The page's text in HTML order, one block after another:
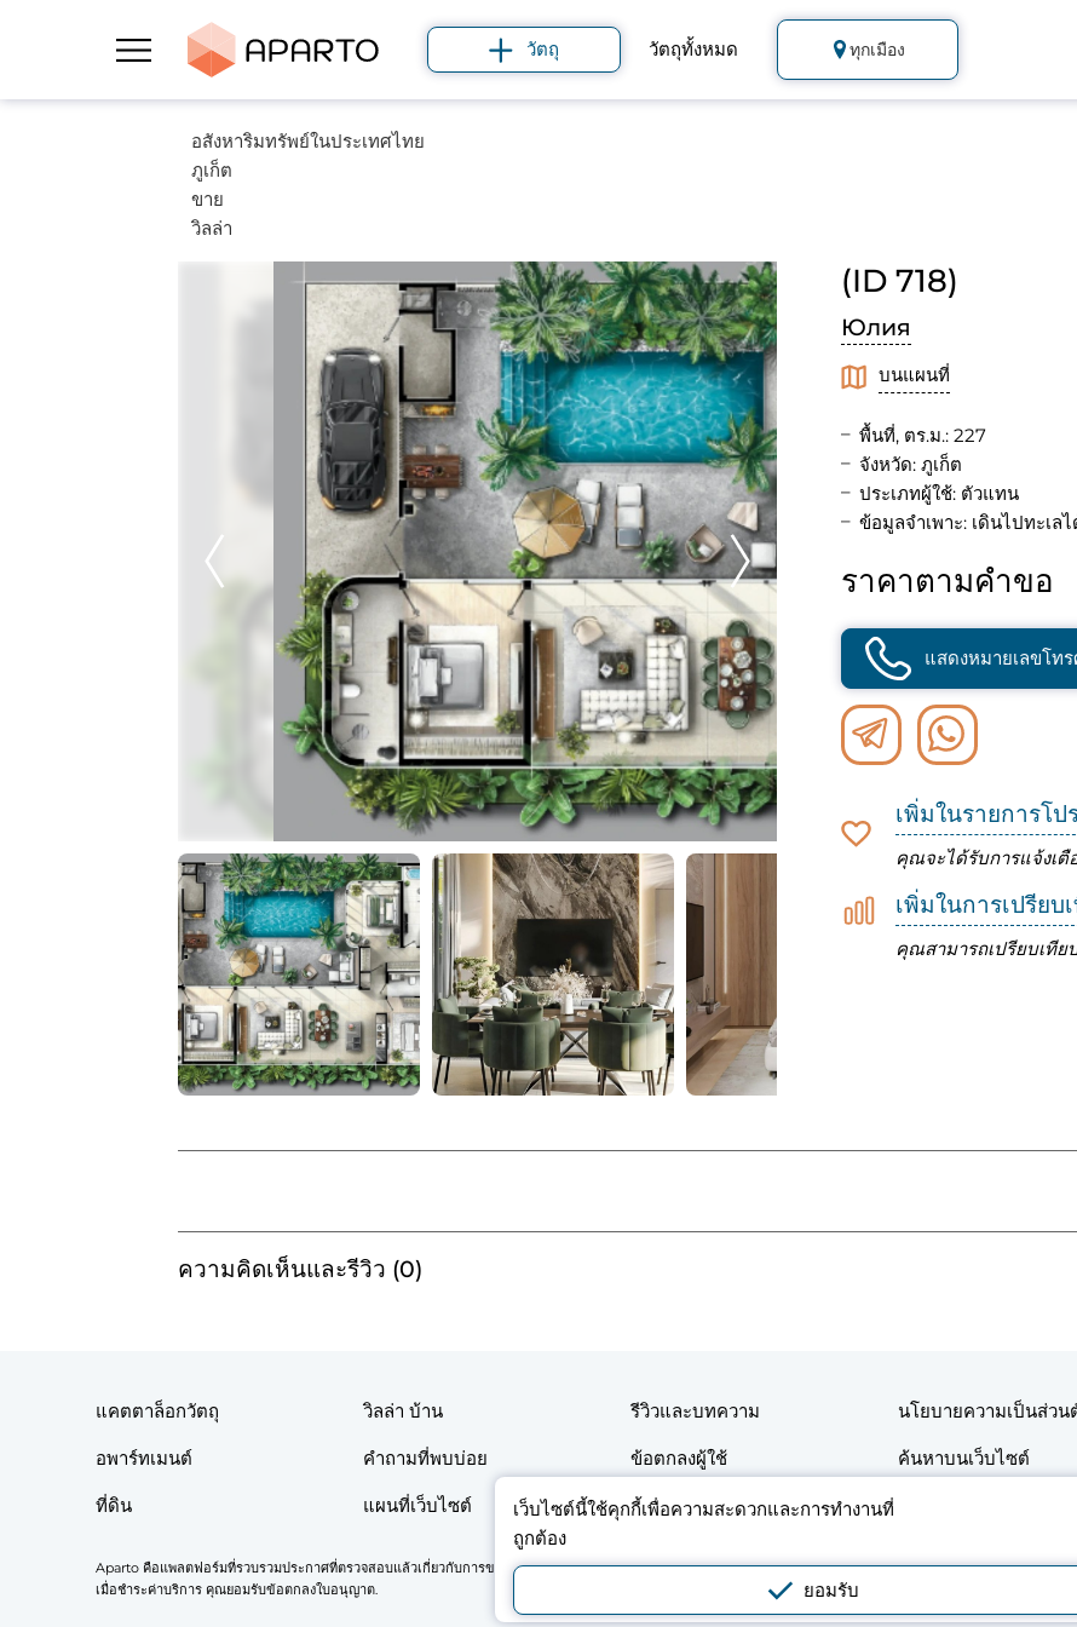
วัตถุ วัตถุทั้งหมด ทุกเมือง
อสังหาริมทรัพย์ในประเทศไทย
ภูเก็ต
ขาย
วิลล่า
(ID 718)
Юлия
บนแผนที่
พื้นที่, ตร.ม.: 227
จังหวัด: ภูเก็ต
ประเภทผู้ใช้: ตัวแทน
ข้อมูลจำเพาะ: เดินไปทะเล
ราคาตามคำขอ
แสดงหมายเลขโท
เพิ่มในรายการโป
คุณจะได้รับการแจ้งเตื
เพิ่มในการเปรียบ
คุณสามารถเปรียบเทีย
ความคิดเห็นและรีวิว (0)
เว็บไซต์นี้ใช้คุกกี้เพื่อความสะดวกและการทำงานที่
ถูกต้อง
ยอมรับ
แคตตาล็อกวัตถุ วิลล่า บ้าน รีวิวและบทความ นโยบายความเป็นส่วน
อพาร์ทเมนต์ คำถามที่พบบ่อย ข้อตกลงผู้ใช้ ค้นหาบนเว็บไซต์
ที่ดิน แผนที่เว็บไซต์ ติดต่อ
Aparto คือแพลตฟอร์มที่รวบรวมประกาศที่ตรวจสอบแล้วเกี่ยวกับการขายและเช่าอสังหาริมทรัพย์ที่อยู่อาศัยและเชิงพาณิชย์ในประเทศไทย โดยการใช้แพลตฟอร์มหรือแอปพ
เมื่อชำระค่าบริการ คุณยอมรับข้อตกลงใบอนุญาต.